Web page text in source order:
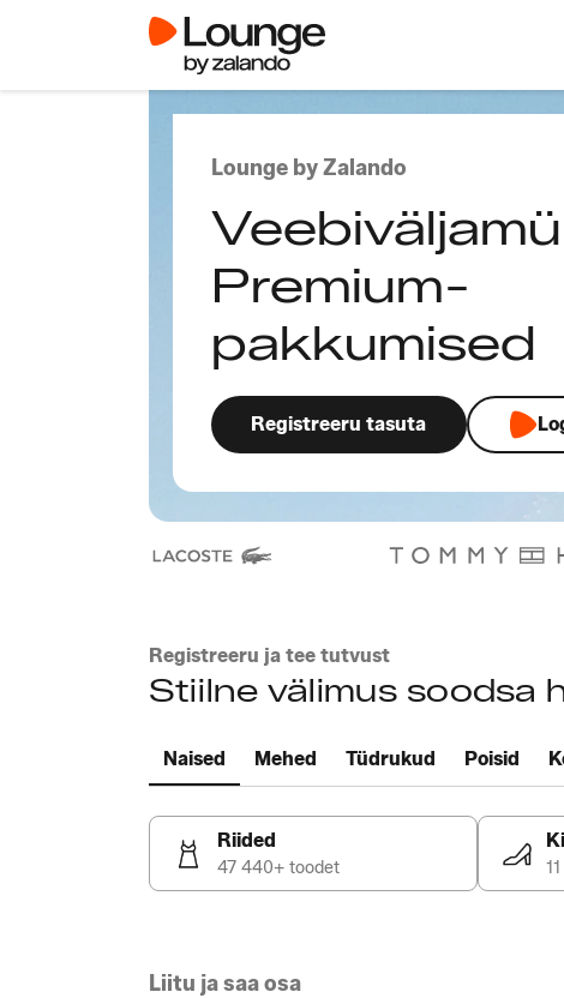
Lounge by Zalando
Premium-
pakkumised
Registreeru tasuta
Registreeru ja tee tutvust
Stiilne välimus soodsa
Naised Mehed Tüdrukud Poisid
Riided
47 440+ toodet
Liitu ja saa osa